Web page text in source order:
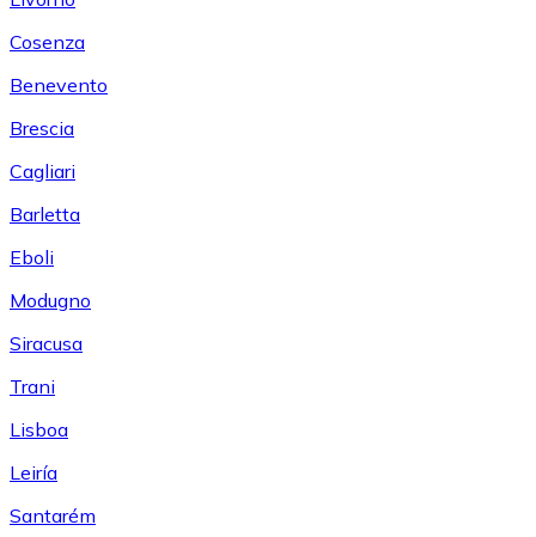
Cosenza
Benevento
Brescia
Cagliari
Barletta
Eboli
Modugno
Siracusa
Trani
Lisboa
Leiría
Santarém